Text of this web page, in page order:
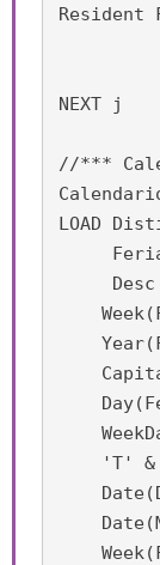
Resident
NEXT j
//***
LOAD
Desc
'T' &